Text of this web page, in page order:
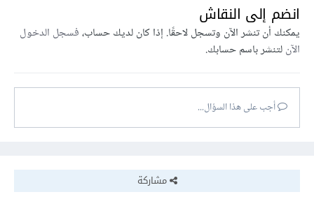
انضم إلى النقاش
يمكنك أن تنشر الآن وتسجل لاحقًا. إذا كان لديك حساب،فسجل الدخول
الآنلتنشر باسم حسابك.
أجب على هذا السؤال...
مشاركة